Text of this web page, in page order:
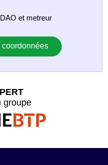
et metreur
coordonnées
groupe